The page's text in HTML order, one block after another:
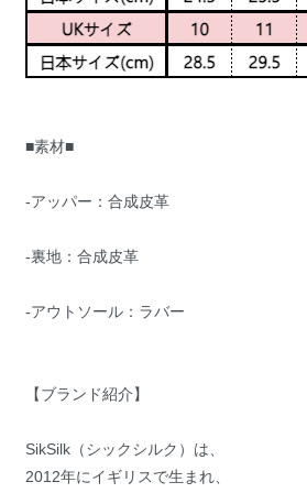
■素材■
-アッパー：合成皮革
-裏地：合成皮革
-アウトソール：ラバー
【ブランド紹介】
SikSilk（シックシルク）は、
2012年にイギリスで生まれ、